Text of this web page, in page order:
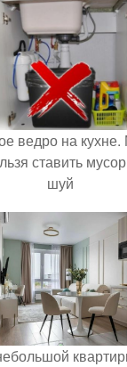
ведро на
ставить
шуй